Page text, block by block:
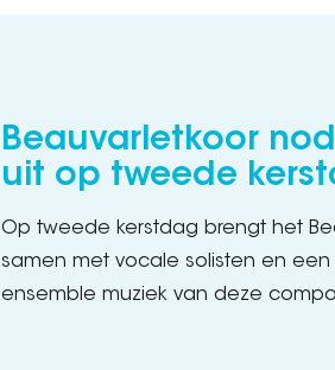
Beauvarletkoor
uit op tweede
Op tweede kerstdag brengt het
samen met vocale solisten en een
ensemble muziek van deze